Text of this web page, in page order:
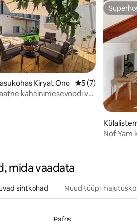
ja ilus vaade, kuid
ära kõhkle.
Kiryat Ono Keskmine
5 (7)
kaheinimesevoodi või
a Pituah
Nof Yam
mida vaadata
sihtkohad Muud tüüpi
Pafos